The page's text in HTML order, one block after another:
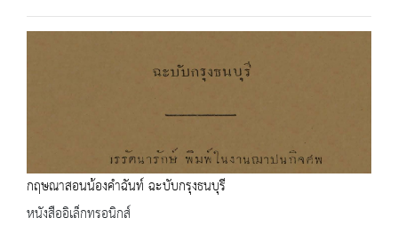
กฤษณาสอนน้องคำฉันท์ ฉะบับกรุงธนบุรี
หนังสืออิเล็กทรอนิกส์